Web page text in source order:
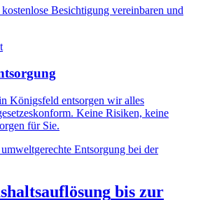
Besichtigung vereinbaren und
Königsfeld entsorgen wir alles
Keine Risiken, keine
für Sie.
bis zur